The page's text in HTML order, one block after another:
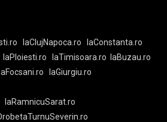
laClujNapoca.ro
laConstanta.ro
laPloiesti.ro laTimisoara.ro
laBuzau.ro
laFocsani.ro
laGiurgiu.ro
laRamnicuSarat.ro